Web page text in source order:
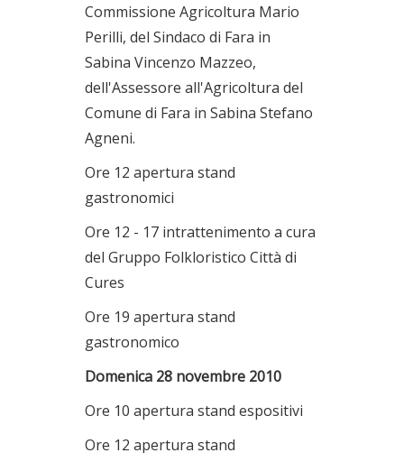
Commissione Agricoltura Mario
Perilli, del Sindaco di Fara in
Sabina Vincenzo Mazzeo,
dell'Assessore all'Agricoltura del
Comune di Fara in Sabina Stefano
Agneni.
Ore 12 apertura stand
gastronomici
Ore 12 - 17 intrattenimento a cura
del Gruppo Folkloristico Città di
Cures
Ore 19 apertura stand
gastronomico
Domenica 28 novembre 2010
Ore 10 apertura stand espositivi
Ore 12 apertura stand